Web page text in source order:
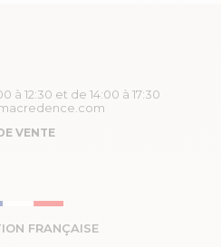
à 12:30 et de 14:00 à 17:30
VENTE
FRANÇAISE